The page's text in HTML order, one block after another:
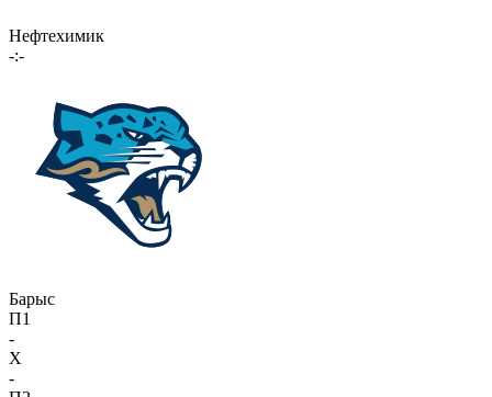
Нефтехимик
-:-
Барыс
П1
-
X
-